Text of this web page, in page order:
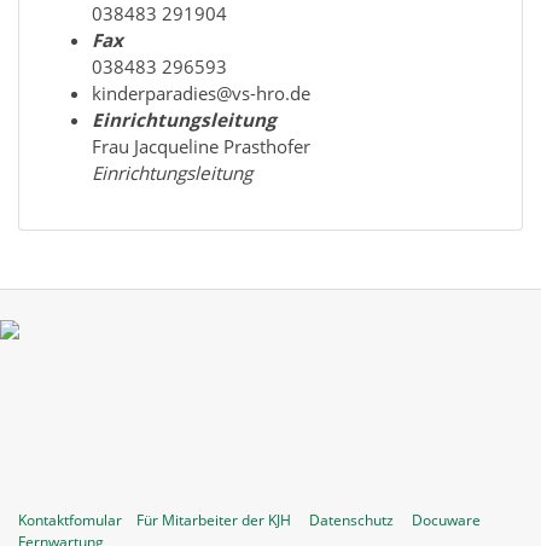
038483 291904
Fax
038483 296593
kinderparadies@vs-hro.de
Einrichtungsleitung
Frau Jacqueline Prasthofer
Einrichtungsleitung
Kontaktfomular Für Mitarbeiter der KJH Datenschutz
Docuware
Fernwartung